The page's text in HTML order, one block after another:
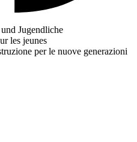
Jugendliche
les jeunes
per le nuove generazioni